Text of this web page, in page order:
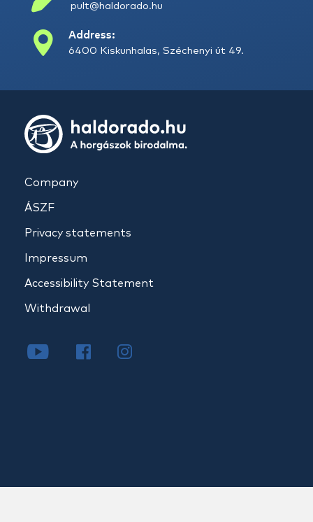
pult@haldorado.hu
Address:
6400 Kiskunhalas, Széchenyi út 49.
Company
ÁSZF
Privacy statements
Impressum
Accessibility Statement
Withdrawal